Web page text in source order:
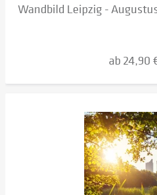
Wandbild Leipzig -
ab 24,90